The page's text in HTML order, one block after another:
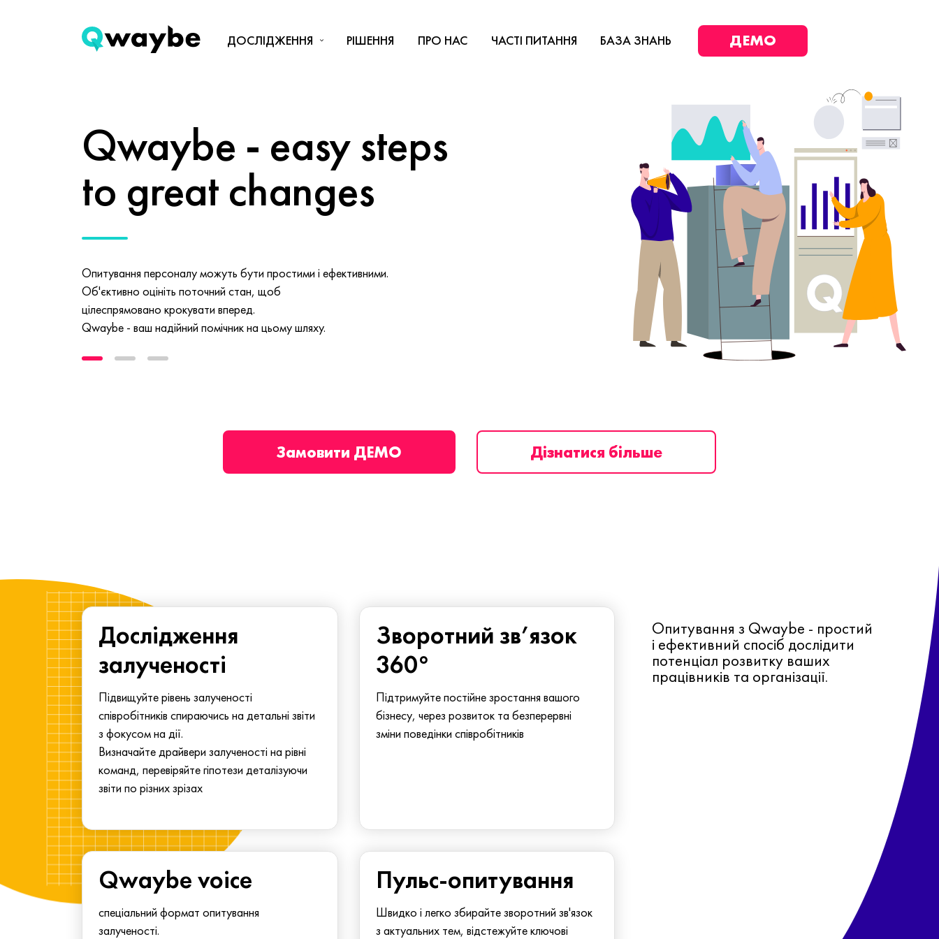
ДОСЛІДЖЕННЯ РІШЕННЯ ПРО НАС ЧАСТІ ПИТАННЯ БАЗА ЗНАНЬ ДЕМО
Qwaybe - easy steps
to great changes
Опитування персоналу можуть бути простими і ефективними.
Об'єктивно оцініть поточний стан, щоб
цілеспрямовано крокувати вперед.
Qwaybe - ваш надійний помічник на цьому шляху.
Замовити ДЕМО Дізнатися більше
Дослідження
залученості
Підвищуйте рівень залученості
співробітників спираючись на детальні звіти
з фокусом на дії.
Визначайте драйвери залученості на рівні
команд, перевіряйте гіпотези деталізуючи
звіти по різних зрізах
Зворотний зв’язок
360°
Підтримуйте постійне зростання вашого
бізнесу, через розвиток та безперервні
зміни поведінки співробітників
Опитування з Qwaybe - простий
і ефективний спосіб дослідити
потенціал розвитку ваших
працівників та організації.
Qwaybe voice
спеціальний формат опитування
залученості.
Пульс-опитування
Швидко і легко збирайте зворотний зв'язок
з актуальних тем, відстежуйте ключові